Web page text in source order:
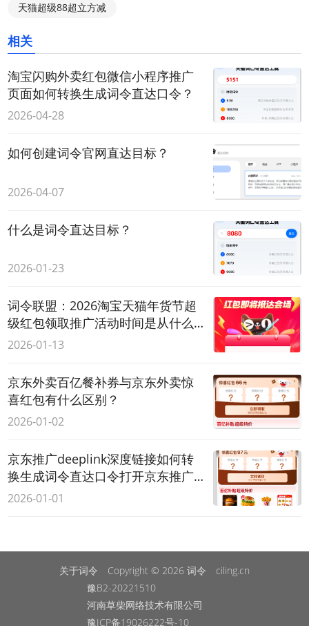
天猫超级88超立方减
相关
淘宝闪购外卖红包微信小程序推广
页面如何转换生成词令直达口令？
2026-04-28
如何创建词令官网直达目标？
2026-04-07
什么是词令直达目标？
2026-01-23
词令联盟：2026淘宝天猫年货节超
级红包领取推广活动时间是从什么
时候开始到几号结束？
2026-01-13
京东外卖百亿餐补券与京东外卖惊
喜红包有什么区别？
2026-01-02
京东推广deeplink深度链接如何转
换生成词令直达口令打开京东推广
APP活动页面？
2026-01-01
关于词令 Copyright © 2026 词令
ciling.cn
豫B2-20221510
河南草柴网络技术有限公司
豫ICP备19026222号-10